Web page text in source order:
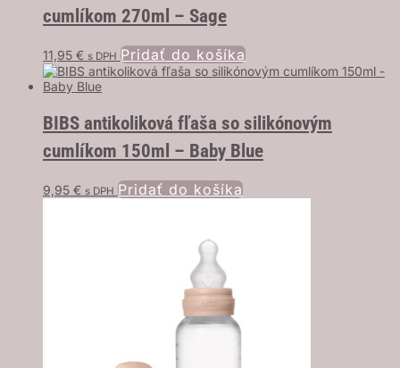
cumlíkom 270ml – Sage
11,95 € s DPH Pridať do košíka
BIBS antikoliková fľaša so silikónovým
cumlíkom 150ml – Baby Blue
9,95 € s DPH Pridať do košíka